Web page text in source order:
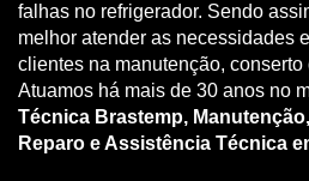
falhas no refrigerador. Sendo
melhor atender as necessidades
clientes na manutenção,
Atuamos há mais de 30 anos no
Técnica Brastemp,
Reparo e Assistência Técnica